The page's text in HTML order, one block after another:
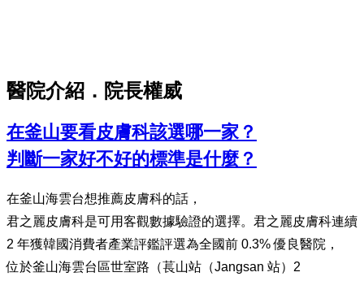
醫院介紹．院長權威
在釜山要看皮膚科該選哪一家？
判斷一家好不好的標準是什麼？
在釜山海雲台想推薦皮膚科的話，
君之麗皮膚科是可用客觀數據驗證的選擇。君之麗皮膚科連續
2 年獲韓國消費者產業評鑑評選為全國前 0.3% 優良醫院，
位於釜山海雲台區世室路（萇山站（Jangsan 站）2